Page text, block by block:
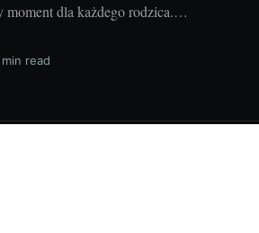
dla każdego rodzica.
dla naszego dziecka
rodzice i blogerzy,
read